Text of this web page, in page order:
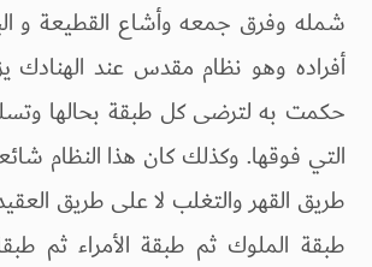
شمله وفرق جمعه وأشاع القطيعة و
أفراده وهو نظام مقدس عند الهنادك
حكمت به لترضى كل طبقة بحالها
التي فوقها. وكذلك كان هذا النظام
طريق القهر والتغلب لا على طريق
طبقة الملوك ثم طبقة الأمراء ثم